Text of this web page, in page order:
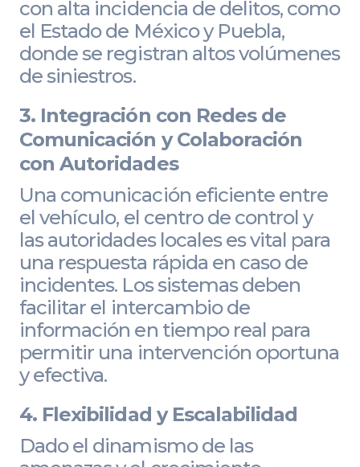
con alta incidencia de delitos, como
el Estado de México y Puebla,
donde se registran altos volúmenes
de siniestros.
3. Integración con Redes de
Comunicación y Colaboración
con Autoridades
Una comunicación eficiente entre
el vehículo, el centro de control y
las autoridades locales es vital para
una respuesta rápida en caso de
incidentes. Los sistemas deben
facilitar el intercambio de
información en tiempo real para
permitir una intervención oportuna
y efectiva.
4. Flexibilidad y Escalabilidad
Dado el dinamismo de las